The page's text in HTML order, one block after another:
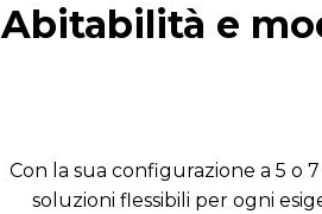
Abitabilità e
Con la sua configurazione a 5 o
soluzioni flessibili per ogni